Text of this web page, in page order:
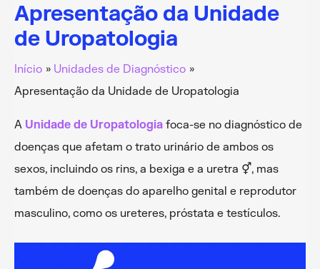
Apresentação da Unidade
de Uropatologia
Início
Unidades de Diagnóstico
Apresentação da Unidade de Uropatologia
A Unidade de Uropatologia foca-se no diagnóstico de
doenças que afetam o trato urinário de ambos os
sexos, incluindo os rins, a bexiga e a uretra ⚥, mas
também de doenças do aparelho genital e reprodutor
masculino, como os ureteres, próstata e testículos.